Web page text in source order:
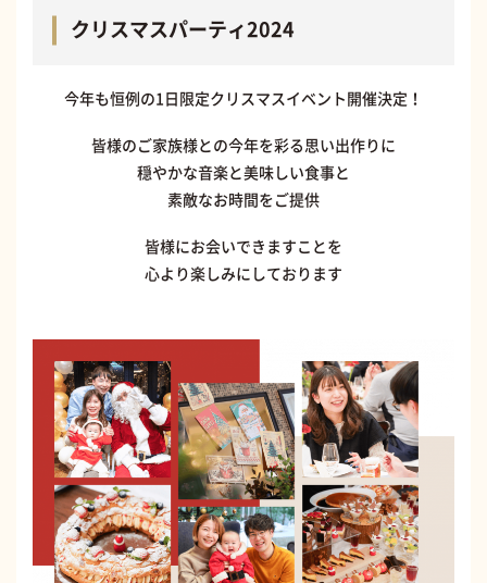
クリスマスパーティ2024
今年も恒例の1日限定クリスマスイベント開催決定！
皆様のご家族様との今年を彩る思い出作りに
穏やかな音楽と美味しい食事と
素敵なお時間をご提供
皆様にお会いできますことを
心より楽しみにしております